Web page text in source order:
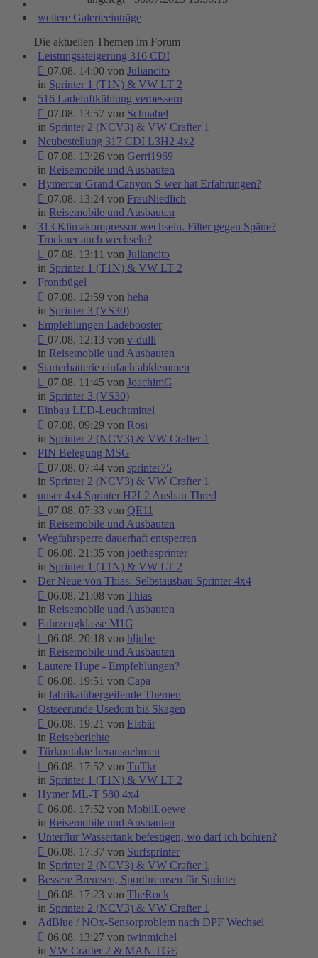
weitere Galerieeinträge
Die aktuellen Themen im Forum
Leistungssteigerung 316 CDI
07.08. 14:00 von Juliancito
in Sprinter 1 (T1N) & VW LT 2
516 Ladeluftkühlung verbessern
07.08. 13:57 von Schnabel
in Sprinter 2 (NCV3) & VW Crafter 1
Neubestellung 317 CDI L3H2 4x2
07.08. 13:26 von Gerri1969
in Reisemobile und Ausbauten
Hymercar Grand Canyon S wer hat Erfahrungen?
07.08. 13:24 von FrauNiedlich
in Reisemobile und Ausbauten
313 Klimakompressor wechseln. Filter gegen Späne?
Trockner auch wechseln?
07.08. 13:11 von Juliancito
in Sprinter 1 (T1N) & VW LT 2
Frontbügel
07.08. 12:59 von heha
in Sprinter 3 (VS30)
Empfehlungen Ladebooster
07.08. 12:13 von v-dulli
in Reisemobile und Ausbauten
Starterbatterie einfach abklemmen
07.08. 11:45 von JoachimG
in Sprinter 3 (VS30)
Einbau LED-Leuchtmittel
07.08. 09:29 von Rosi
in Sprinter 2 (NCV3) & VW Crafter 1
PIN Belegung MSG
07.08. 07:44 von sprinter75
in Sprinter 2 (NCV3) & VW Crafter 1
unser 4x4 Sprinter H2L2 Ausbau Thred
07.08. 07:33 von QE11
in Reisemobile und Ausbauten
Wegfahrsperre dauerhaft entsperren
06.08. 21:35 von joethesprinter
in Sprinter 1 (T1N) & VW LT 2
Der Neue von Thias: Selbstausbau Sprinter 4x4
06.08. 21:08 von Thias
in Reisemobile und Ausbauten
Fahrzeugklasse M1G
06.08. 20:18 von hljube
in Reisemobile und Ausbauten
Lautere Hupe - Empfehlungen?
06.08. 19:51 von Capa
in fabrikatübergeifende Themen
Ostseerunde Usedom bis Skagen
06.08. 19:21 von Eisbär
in Reiseberichte
Türkontakte herausnehmen
06.08. 17:52 von TnTkr
in Sprinter 1 (T1N) & VW LT 2
Hymer ML-T 580 4x4
06.08. 17:52 von MobilLoewe
in Reisemobile und Ausbauten
Unterflur Wassertank befestigen, wo darf ich bohren?
06.08. 17:37 von Surfsprinter
in Sprinter 2 (NCV3) & VW Crafter 1
Bessere Bremsen, Sportbremsen für Sprinter
06.08. 17:23 von TheRock
in Sprinter 2 (NCV3) & VW Crafter 1
AdBlue / NOx-Sensorproblem nach DPF Wechsel
06.08. 13:27 von twinmichel
in VW Crafter 2 & MAN TGE